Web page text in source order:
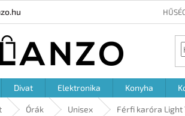
Divat Elektronika Konyha
Órák Unisex Férfi karóra Light